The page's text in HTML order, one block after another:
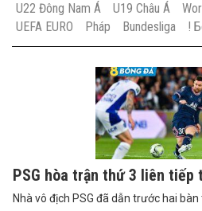
U22 Đông Nam Á
U19 Châu Á
UEFA EURO
Pháp Bundesliga !
PSG hòa trận thứ 3 liên tiếp
Nhà vô địch PSG đã dẫn trước hai